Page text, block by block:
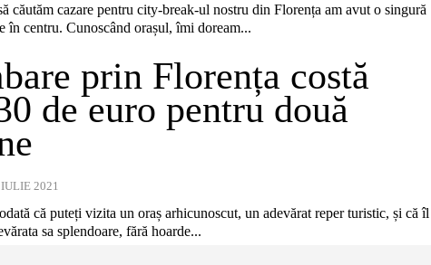
căutăm cazare pentru city-break-ul nostru din Florența am avut o singură
în centru. Cunoscând orașul, îmi doream...
prin Florența costă
de euro pentru două
2021
că puteți vizita un oraș arhicunoscut, un adevărat reper turistic, și că îl
sa splendoare, fără hoarde...